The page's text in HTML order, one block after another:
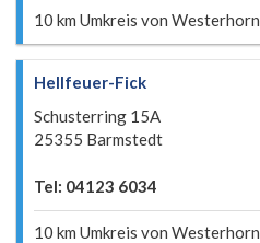
10 km Umkreis von Westerhorn
Hellfeuer-Fick
Schusterring 15A
25355 Barmstedt
Tel: 04123 6034
10 km Umkreis von Westerhorn